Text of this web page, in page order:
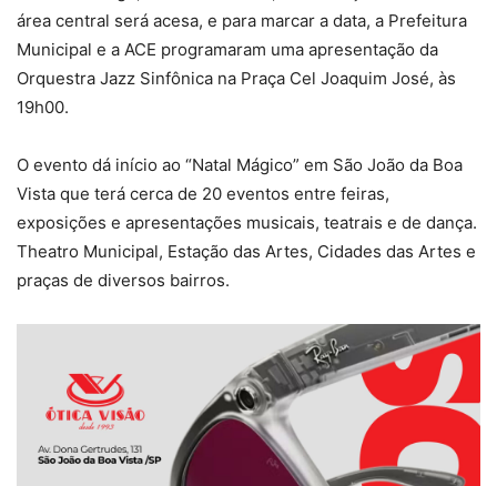
área central será acesa, e para marcar a data, a Prefeitura
Municipal e a ACE programaram uma apresentação da
Orquestra Jazz Sinfônica na Praça Cel Joaquim José, às
19h00.
O evento dá início ao “Natal Mágico” em São João da Boa
Vista que terá cerca de 20 eventos entre feiras,
exposições e apresentações musicais, teatrais e de dança.
Theatro Municipal, Estação das Artes, Cidades das Artes e
praças de diversos bairros.